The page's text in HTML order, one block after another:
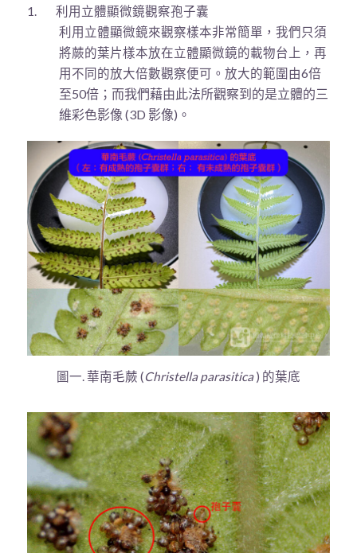
1. 利用立體顯微鏡觀察孢子囊
利用立體顯微鏡來觀察樣本非常簡單，我們只須
將蕨的葉片樣本放在立體顯微鏡的載物台上，再
用不同的放大倍數觀察便可。放大的範圍由6倍
至50倍；而我們藉由此法所觀察到的是立體的三
維彩色影像 (3D 影像) 。
圖一. 華南毛蕨 (Christella parasitica) 的葉底